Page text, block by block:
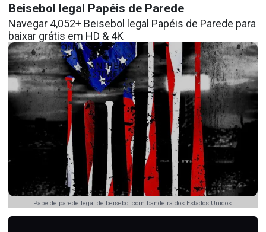
Beisebol legal Papéis de Parede
Navegar 4,052+ Beisebol legal Papéis de Parede para
baixar grátis em HD & 4K
Papelde parede legal de beisebol com bandeira dos Estados Unidos.